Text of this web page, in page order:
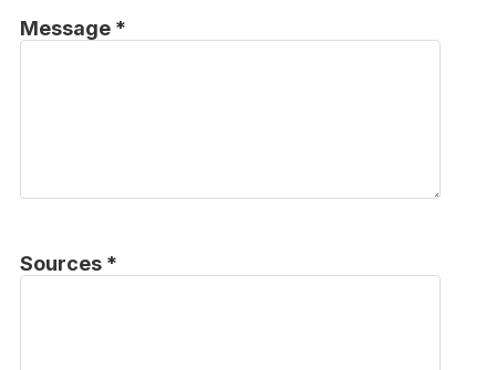
Message *
Sources *